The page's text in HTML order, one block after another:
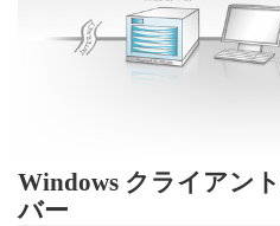
Windows クライアン
バー